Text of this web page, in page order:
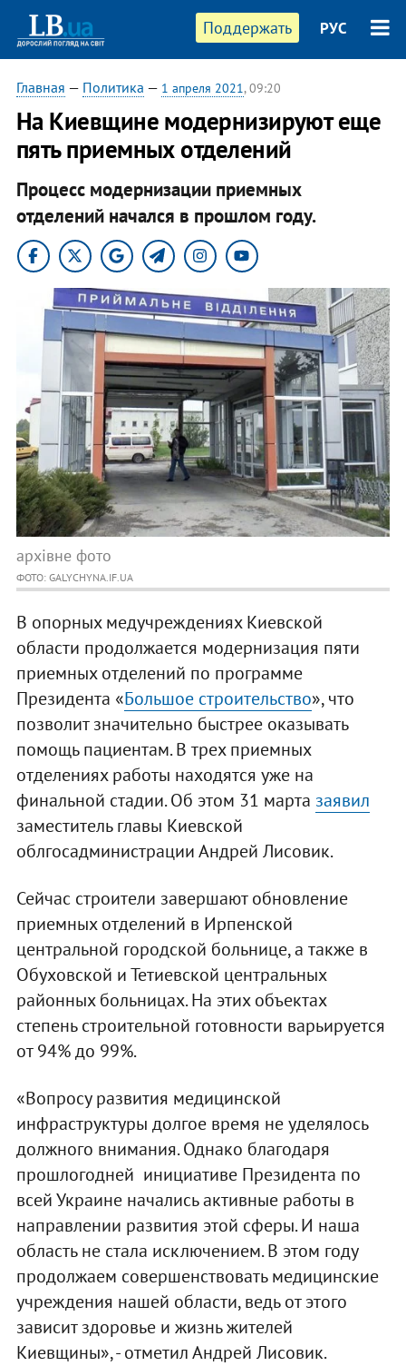
Поддержать РУС
Главная — Политика — 1 апреля 2021, 09:20
На Киевщине модернизируют еще
пять приемных отделений
Процесс модернизации приемных
отделений начался в прошлом году.
архівне фото
ФОТО: GALYCHYNA.IF.UA
В опорных медучреждениях Киевской
области продолжается модернизация пяти
приемных отделений по программе
Президента «Большое строительство», что
позволит значительно быстрее оказывать
помощь пациентам. В трех приемных
отделениях работы находятся уже на
финальной стадии. Об этом 31 марта заявил
заместитель главы Киевской
облгосадминистрации Андрей Лисовик.
Сейчас строители завершают обновление
приемных отделений в Ирпенской
центральной городской больнице, а также в
Обуховской и Тетиевской центральных
районных больницах. На этих объектах
степень строительной готовности варьируется
от 94% до 99%.
«Вопросу развития медицинской
инфраструктуры долгое время не уделялось
должного внимания. Однако благодаря
прошлогодней инициативе Президента по
всей Украине начались активные работы в
направлении развития этой сферы. И наша
область не стала исключением. В этом году
продолжаем совершенствовать медицинские
учреждения нашей области, ведь от этого
зависит здоровье и жизнь жителей
Киевщины», - отметил Андрей Лисовик.